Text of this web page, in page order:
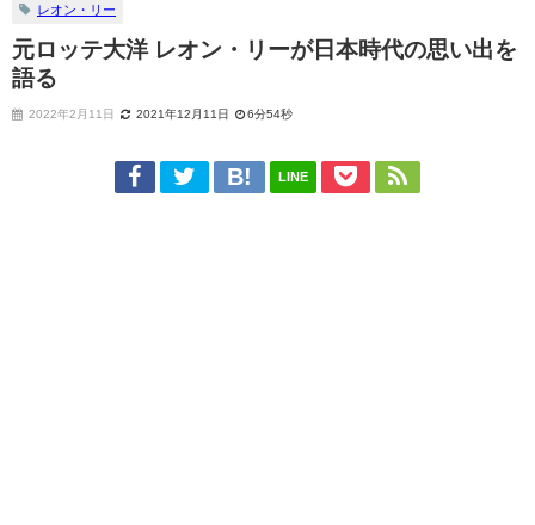
レオン・リー
元ロッテ大洋 レオン・リーが日本時代の思い出を
語る
2022年2月11日 2021年12月11日 6分54秒
LINE